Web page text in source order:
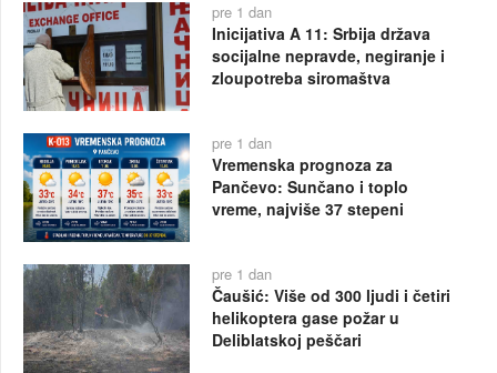
pre 1 dan
Inicijativa A 11: Srbija država
socijalne nepravde, negiranje i
zloupotreba siromaštva
pre 1 dan
Vremenska prognoza za
Pančevo: Sunčano i toplo
vreme, najviše 37 stepeni
pre 1 dan
Čaušić: Više od 300 ljudi i četiri
helikoptera gase požar u
Deliblatskoj peščari